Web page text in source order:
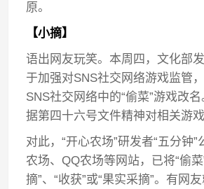
原。
【小摘】
语出网友玩笑。本周四，文化部
于加强对SNS社交网络游戏监管
SNS社交网络中的“偷菜”游戏改
据第四十六号文件精神对相关游戏
对此，“开心农场”研发者“五分钟
农场、QQ农场等网站，已将“偷
摘”、“收获”或“果实采摘”。有网